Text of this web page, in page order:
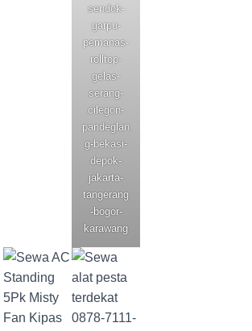
sendok-
garpu-
pemanas-
rolltop-
gelas-
serang-
cilegon-
pandeglan
g-bekasi-
depok-
jakarta-
tangerang
-bogor-
karawang